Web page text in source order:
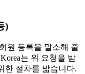
)
원 등록을 말소해 줄
는 위 요청을 받
한 절차를 밟습니다.